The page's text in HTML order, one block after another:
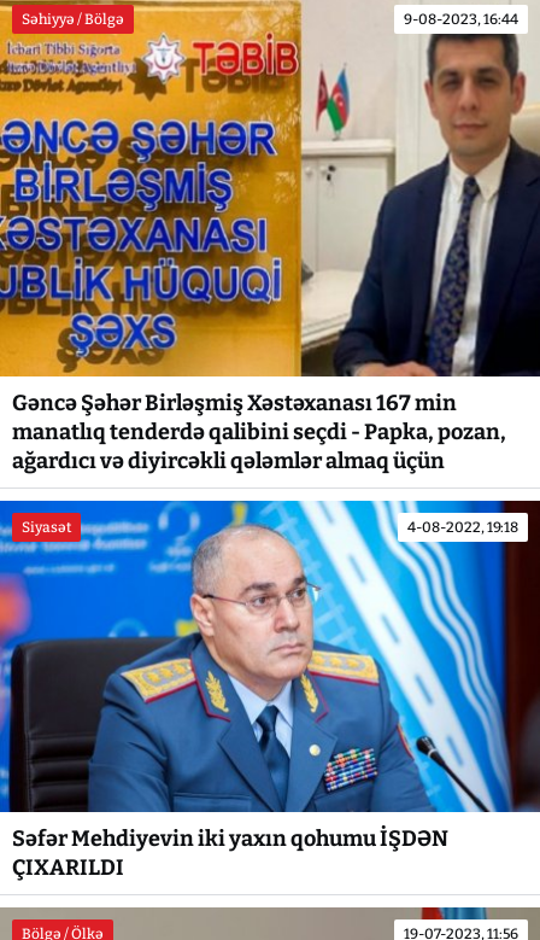
Səhiyyə / Bölgə 9-08-2023, 16:44
Gəncə Şəhər Birləşmiş Xəstəxanası 167 min
manatlıq tenderdə qalibini seçdi - Papka, pozan,
ağardıcı və diyircəkli qələmlər almaq üçün
Siyasət 4-08-2022, 19:18
Səfər Mehdiyevin iki yaxın qohumu İŞDƏN
ÇIXARILDI
Bölgə / Ölkə 19-07-2023, 11:56